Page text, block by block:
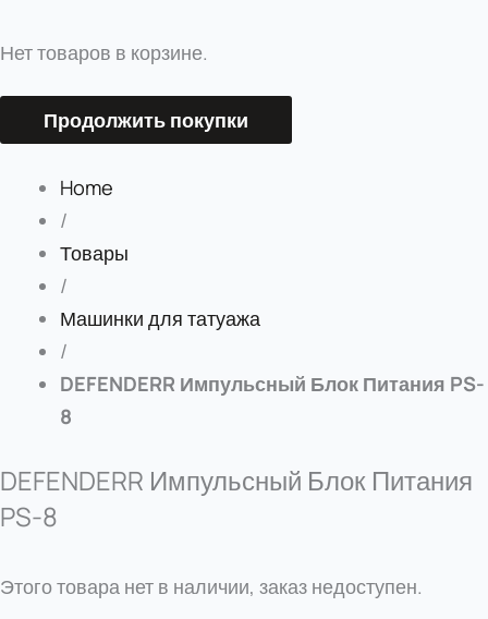
Нет товаров в корзине.
Продолжить покупки
Home
/
Товары
/
Машинки для татуажа
/
DEFENDERR Импульсный Блок Питания PS-
8
DEFENDERR Импульсный Блок Питания
PS-8
Этого товара нет в наличии, заказ недоступен.